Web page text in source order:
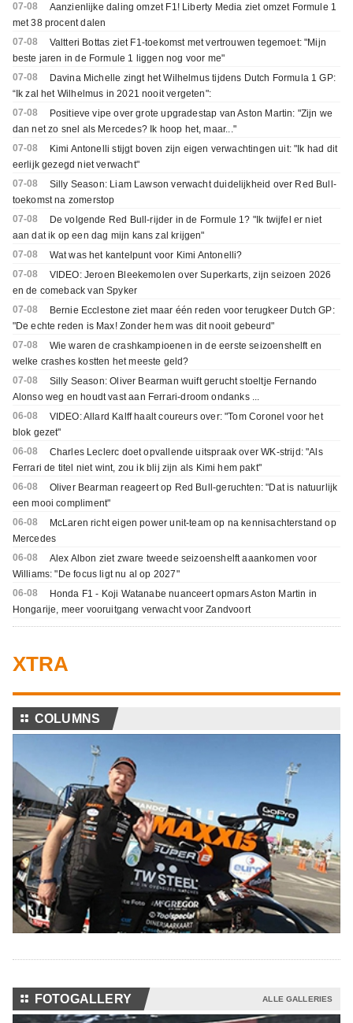
07-08
Aanzienlijke daling omzet F1! Liberty Media ziet omzet Formule 1
met 38 procent dalen
07-08
Valtteri Bottas ziet F1-toekomst met vertrouwen tegemoet: "Mijn
beste jaren in de Formule 1 liggen nog voor me"
07-08
Davina Michelle zingt het Wilhelmus tijdens Dutch Formula 1 GP:
“Ik zal het Wilhelmus in 2021 nooit vergeten":
07-08
Positieve vipe over grote upgradestap van Aston Martin: "Zijn we
dan net zo snel als Mercedes? Ik hoop het, maar..."
07-08
Kimi Antonelli stijgt boven zijn eigen verwachtingen uit: "Ik had dit
eerlijk gezegd niet verwacht"
07-08
Silly Season: Liam Lawson verwacht duidelijkheid over Red Bull-
toekomst na zomerstop
07-08
De volgende Red Bull-rijder in de Formule 1? "Ik twijfel er niet
aan dat ik op een dag mijn kans zal krijgen"
07-08
Wat was het kantelpunt voor Kimi Antonelli?
07-08
VIDEO: Jeroen Bleekemolen over Superkarts, zijn seizoen 2026
en de comeback van Spyker
07-08
Bernie Ecclestone ziet maar één reden voor terugkeer Dutch GP:
"De echte reden is Max! Zonder hem was dit nooit gebeurd"
07-08
Wie waren de crashkampioenen in de eerste seizoenshelft en
welke crashes kostten het meeste geld?
07-08
Silly Season: Oliver Bearman wuift gerucht stoeltje Fernando
Alonso weg en houdt vast aan Ferrari-droom ondanks ...
06-08
VIDEO: Allard Kalff haalt coureurs over: "Tom Coronel voor het
blok gezet"
06-08
Charles Leclerc doet opvallende uitspraak over WK-strijd: "Als
Ferrari de titel niet wint, zou ik blij zijn als Kimi hem pakt"
06-08
Oliver Bearman reageert op Red Bull-geruchten: "Dat is natuurlijk
een mooi compliment"
06-08
McLaren richt eigen power unit-team op na kennisachterstand op
Mercedes
06-08
Alex Albon ziet zware tweede seizoenshelft aaankomen voor
Williams: "De focus ligt nu al op 2027"
06-08
Honda F1 - Koji Watanabe nuanceert opmars Aston Martin in
Hongarije, meer vooruitgang verwacht voor Zandvoort
XTRA
⚏ COLUMNS
⚏ FOTOGALLERY ALLE GALLERIES